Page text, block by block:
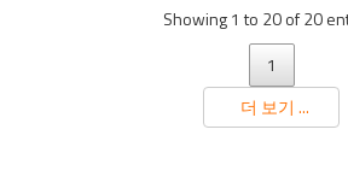
Showing 1 to 20 of 20
1
더 보기 ...